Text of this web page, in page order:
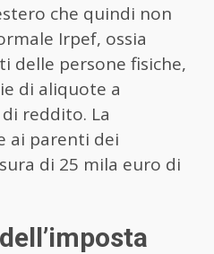
che quindi non
Irpef, ossia
delle persone fisiche,
di aliquote a
reddito. La
ai parenti dei
di 25 mila euro di